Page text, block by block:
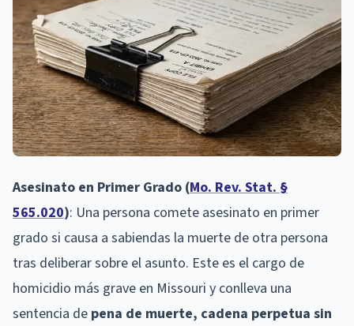
Asesinato en Primer Grado (Mo. Rev. Stat. §
565.020): Una persona comete asesinato en primer
grado si causa a sabiendas la muerte de otra persona
tras deliberar sobre el asunto. Este es el cargo de
homicidio más grave en Missouri y conlleva una
sentencia de pena de muerte, cadena perpetua sin